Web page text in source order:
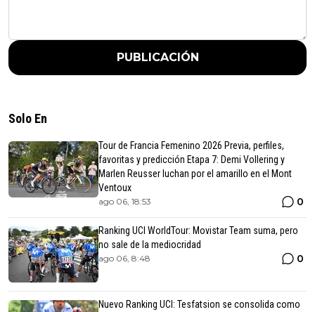
PUBLICACIÓN
Solo En
Tour de Francia Femenino 2026 Previa, perfiles,
favoritas y predicción Etapa 7: Demi Vollering y
Marlen Reusser luchan por el amarillo en el Mont
Ventoux
ago 06, 18:53 0
Ranking UCI WorldTour: Movistar Team suma, pero
no sale de la mediocridad
ago 06, 8:48 0
Nuevo Ranking UCI: Tesfatsion se consolida como